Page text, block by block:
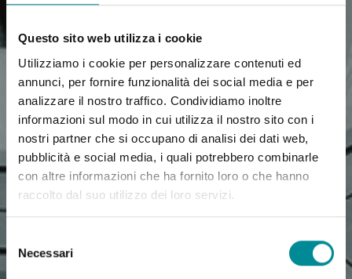
Questo sito web utilizza i cookie
Utilizziamo i cookie per personalizzare contenuti ed
annunci, per fornire funzionalità dei social media e per
analizzare il nostro traffico. Condividiamo inoltre
informazioni sul modo in cui utilizza il nostro sito con i
nostri partner che si occupano di analisi dei dati web,
pubblicità e social media, i quali potrebbero combinarle
con altre informazioni che ha fornito loro o che hanno
raccolto dal suo utilizzo dei loro servizi.
delNecessari